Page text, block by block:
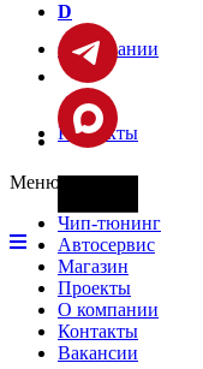
О компании
Контакты
D
Меню
Чип-тюнинг
Автосервис
Магазин
Проекты
О компании
Контакты
Вакансии